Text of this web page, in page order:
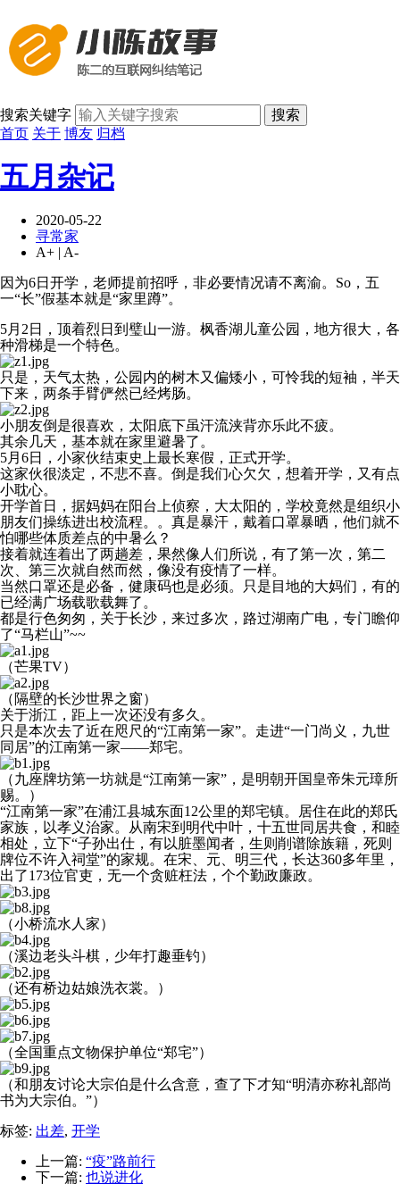
搜索关键字
搜索
首页 关于 博友 归档
五月杂记
2020-05-22
寻常家
A+ | A-
因为6日开学，老师提前招呼，非必要情况请不离渝。So，五
一“长”假基本就是“家里蹲”。
5月2日，顶着烈日到璧山一游。枫香湖儿童公园，地方很大，各
种滑梯是一个特色。
只是，天气太热，公园内的树木又偏矮小，可怜我的短袖，半天
下来，两条手臂俨然已经烤肠。
小朋友倒是很喜欢，太阳底下虽汗流浃背亦乐此不疲。
其余几天，基本就在家里避暑了。
5月6日，小家伙结束史上最长寒假，正式开学。
这家伙很淡定，不悲不喜。倒是我们心欠欠，想着开学，又有点
小耽心。
开学首日，据妈妈在阳台上侦察，大太阳的，学校竟然是组织小
朋友们操练进出校流程。。真是暴汗，戴着口罩暴晒，他们就不
怕哪些体质差点的中暑么？
接着就连着出了两趟差，果然像人们所说，有了第一次，第二
次、第三次就自然而然，像没有疫情了一样。
当然口罩还是必备，健康码也是必须。只是目地的大妈们，有的
已经满广场载歌载舞了。
都是行色匆匆，关于长沙，来过多次，路过湖南广电，专门瞻仰
了“马栏山”~~
（芒果TV）
（隔壁的长沙世界之窗）
关于浙江，距上一次还没有多久。
只是本次去了近在咫尺的“江南第一家”。走进“一门尚义，九世
同居”的江南第一家——郑宅。
（九座牌坊第一坊就是“江南第一家”，是明朝开国皇帝朱元璋所
赐。）
“江南第一家”在浦江县城东面12公里的郑宅镇。居住在此的郑氏
家族，以孝义治家。从南宋到明代中叶，十五世同居共食，和睦
相处，立下“子孙出仕，有以脏墨闻者，生则削谱除族籍，死则
牌位不许入祠堂”的家规。在宋、元、明三代，长达360多年里，
出了173位官吏，无一个贪赃枉法，个个勤政廉政。
（小桥流水人家）
（溪边老头斗棋，少年打趣垂钓）
（还有桥边姑娘洗衣裳。）
（全国重点文物保护单位“郑宅”）
（和朋友讨论大宗伯是什么含意，查了下才知“明清亦称礼部尚
书为大宗伯。”）
标签: 出差, 开学
上一篇: “疫”路前行
下一篇: 也说进化